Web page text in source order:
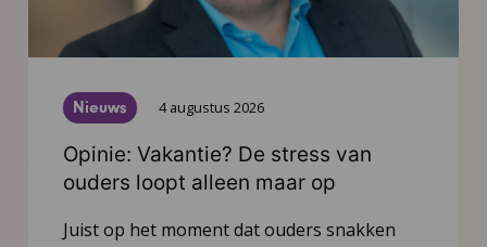
Nieuws 4 augustus 2026
Opinie: Vakantie? De stress van
ouders loopt alleen maar op
Juist op het moment dat ouders snakken